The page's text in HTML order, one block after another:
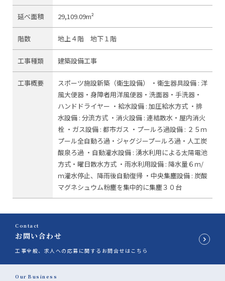
延べ面積 29,109.09m²
階数 地上４階 地下１階
工事種類 建築設備工事
工事概要 スポーツ施設新築（衛生設備） ・衛生器具設備 : 洋
風大便器・身障者用洋風便器・洗面器・手洗器・
ハンドドライヤー ・給水設備 : 加圧給水方式 ・排
水設備 : 分流方式 ・消火設備 : 連結散水・屋内消火
栓 ・ガス設備 : 都市ガス ・プールろ過設備 : ２５ｍ
プール全自動ろ過・ジャグジープールろ過・人工炭
酸泉ろ過 ・自動灌水設備 : 湧水利用による太陽電池
方式・曜日散水方式 ・雨水利用設備 : 降水量６ｍ/
ｍ灌水停止、降雨後自動復帰 ・中央集塵設備 : 炭酸
マグネシュウム粉塵を集中的に集塵３０台
Contact
お問い合わせ
工事全般、求人への応募に関するお問合せはこちら
Our Business